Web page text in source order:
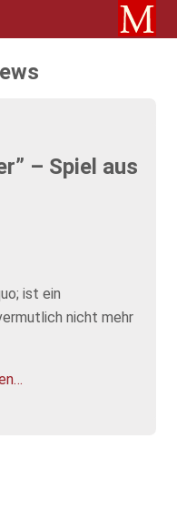
– Spiel aus
ist ein
nicht mehr